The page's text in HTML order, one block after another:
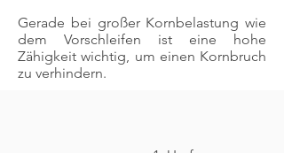
Gerade bei großer Kornbelastung wie
dem Vorschleifen ist eine hohe
Zähigkeit wichtig, um einen Kornbruch
zu verhindern.